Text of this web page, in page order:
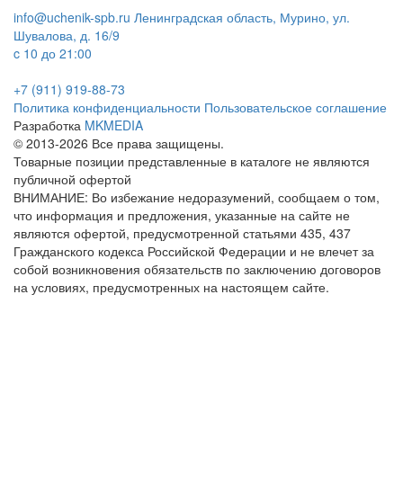
info@uchenik-spb.ru Ленинградская область, Мурино, ул.
Шувалова, д. 16/9
c 10 до 21:00
+7 (911) 919-88-73
Политика конфиденциальности Пользовательское соглашение
Разработка MKMEDIA
© 2013-2026 Все права защищены.
Товарные позиции представленные в каталоге не являются
публичной офертой
ВНИМАНИЕ: Во избежание недоразумений, сообщаем о том,
что информация и предложения, указанные на сайте не
являются офертой, предусмотренной статьями 435, 437
Гражданского кодекса Российской Федерации и не влечет за
собой возникновения обязательств по заключению договоров
на условиях, предусмотренных на настоящем сайте.